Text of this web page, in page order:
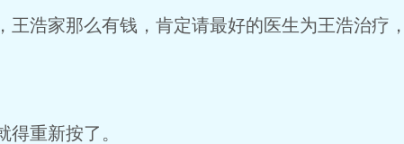
王浩家那么有钱，肯定请最好的医生为王浩治疗
得重新按了。